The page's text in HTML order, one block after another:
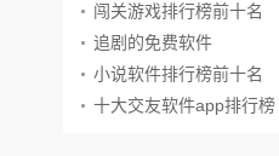
闯关游戏排行榜前十名
追剧的免费软件
小说软件排行榜前十名
十大交友软件app排行榜